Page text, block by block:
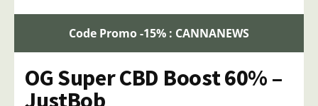
Code Promo -15% : CANNANEWS
OG Super CBD Boost 60% –
JustBob